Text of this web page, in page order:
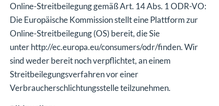
Online-Streitbeilegung gemäß Art. 14 Abs. 1 ODR-VO:
Die Europäische Kommission stellt eine Plattform zur
Online-Streitbeilegung (OS) bereit, die Sie
unterhttp://ec.europa.eu/consumers/odr/finden. Wir
sind weder bereit noch verpflichtet, an einem
Streitbeilegungsverfahren vor einer
Verbraucherschlichtungsstelle teilzunehmen.